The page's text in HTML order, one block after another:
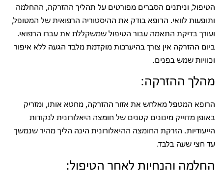
הטיפול, וניתנים הסברים מפורטים על תהליך ההזרקה, ההחלמה
ותופעות לוואי. הרופא בודק את ההיסטוריה הרפואית של המטופל,
ועורך בדיקת התאמה עבור הטיפול שמשקללת את עברו הרפואי.
ביום ההזרקה אין צורך בהיערכות מוקדמת מלבד הגעה ללא איפור
וכוויות שמש בפנים.
מהלך ההזרקה:
הרופא המטפל מאלחש את אזור ההזרקה, מחטא אותו, ומזריק
באופן מדוייק מינונים קטנים של חומצה היאלורונית לנקודות
הייעודיות. הזרקת החומצה ההיאלורונית הינה הליך מהיר שנמשך
עד חצי שעה בלבד.
החלמה והנחיות לאחר הטיפול: